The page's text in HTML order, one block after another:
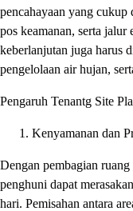
pencahayaan yang cukup
pos keamanan, serta jalur
keberlanjutan juga harus
pengelolaan air hujan,
Pengaruh Tenantg Site
Kenyamanan dan
Dengan pembagian
penghuni dapat
hari. Pemisahan antara